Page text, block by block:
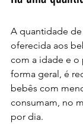
A quantidade
oferecida aos
com a idade e o
forma geral, é
bebês com
consumam, no
por dia.